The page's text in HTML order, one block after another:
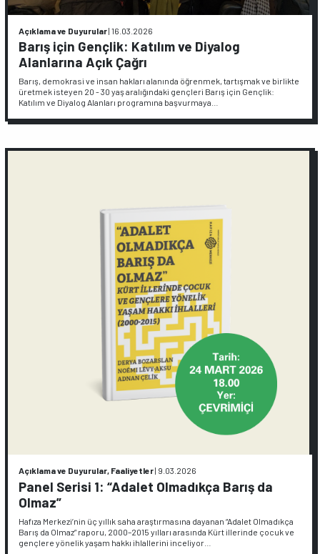
Açıklama ve Duyurular|16.03.2026
Barış için Gençlik: Katılım ve Diyalog
Alanlarına Açık Çağrı
Barış, demokrasi ve insan hakları alanında öğrenmek, tartışmak ve birlikte
üretmek isteyen 20 - 30 yaş aralığındaki gençleri Barış için Gençlik:
Katılım ve Diyalog Alanları programına başvurmaya…
Açıklama ve Duyurular, Faaliyetler| 9.03.2026
Panel Serisi 1: “Adalet Olmadıkça Barış da
Olmaz”
Hafıza Merkezi’nin üç yıllık saha araştırmasına dayanan “Adalet Olmadıkça
Barış da Olmaz” raporu, 2000–2015 yılları arasında Kürt illerinde çocuk ve
gençlere yönelik yaşam hakkı ihlallerini inceliyor…